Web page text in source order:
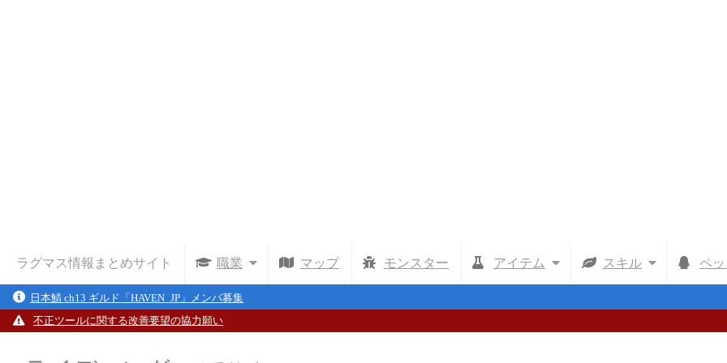
ラグマス情報まとめサイト 職業 マップ モンスター アイテム スキル ペッ
日本鯖 ch13 ギルド「HAVEN_JP」メンバ募集
不正ツールに関する改善要望の協力願い